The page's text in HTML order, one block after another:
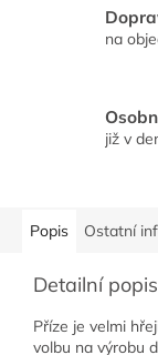
na
již v
Popis Ostatní
Detailní
Příze je velmi
volbu na výrobu